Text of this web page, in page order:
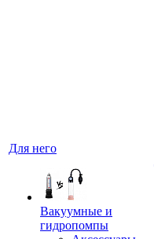
Для него
Вакуумные и
гидропомпы